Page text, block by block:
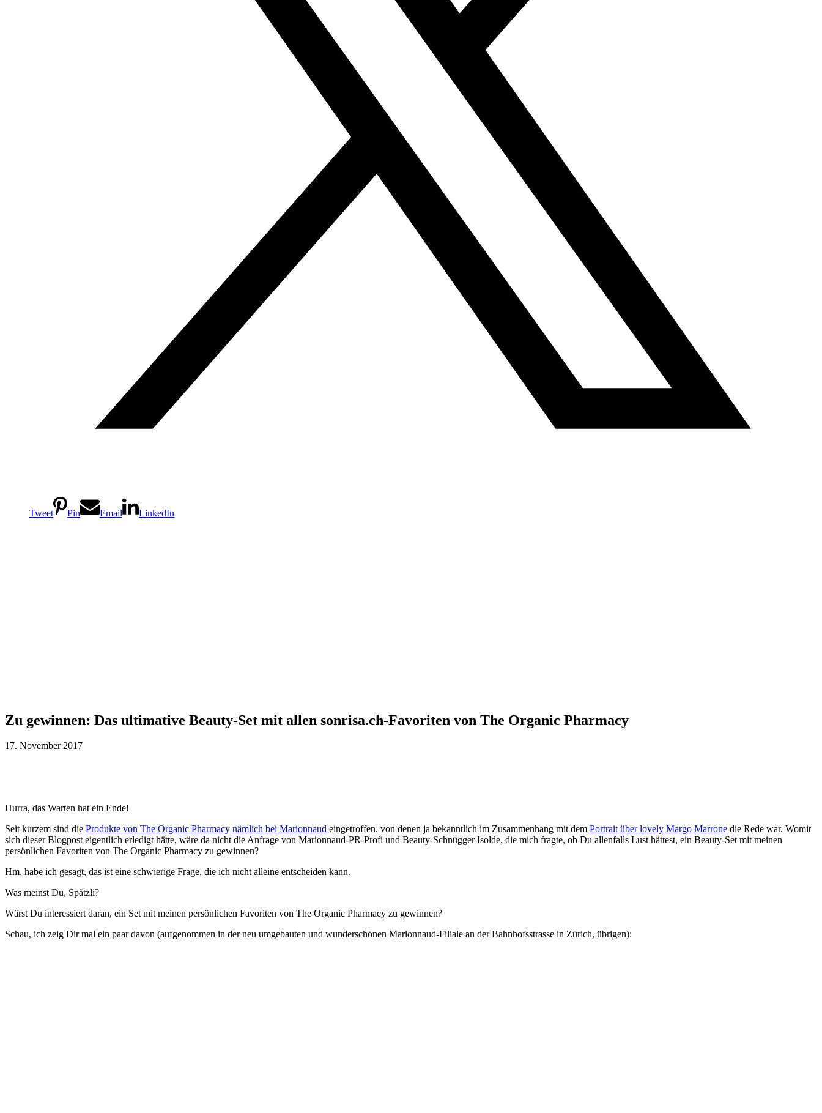
Tweet Pin Email LinkedIn
Zu gewinnen: Das ultimative Beauty-Set mit allen sonrisa.ch-Favoriten von The Organic Pharmacy
17. November 2017
Hurra, das Warten hat ein Ende!
Seit kurzem sind die Produkte von The Organic Pharmacy nämlich bei Marionnaud eingetroffen, von denen ja bekanntlich im Zusammenhang mit dem Portrait über lovely Margo Marrone die Rede war. Womit
sich dieser Blogpost eigentlich erledigt hätte, wäre da nicht die Anfrage von Marionnaud-PR-Profi und Beauty-Schnügger Isolde, die mich fragte, ob Du allenfalls Lust hättest, ein Beauty-Set mit meinen
persönlichen Favoriten von The Organic Pharmacy zu gewinnen?
Hm, habe ich gesagt, das ist eine schwierige Frage, die ich nicht alleine entscheiden kann.
Was meinst Du, Spätzli?
Wärst Du interessiert daran, ein Set mit meinen persönlichen Favoriten von The Organic Pharmacy zu gewinnen?
Schau, ich zeig Dir mal ein paar davon (aufgenommen in der neu umgebauten und wunderschönen Marionnaud-Filiale an der Bahnhofsstrasse in Zürich, übrigen):